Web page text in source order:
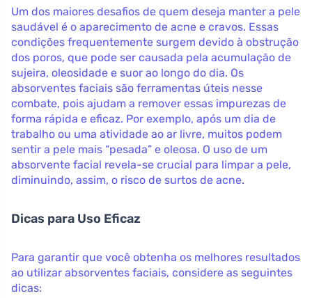
Um dos maiores desafios de quem deseja manter a pele
saudável é o aparecimento de acne e cravos. Essas
condições frequentemente surgem devido à obstrução
dos poros, que pode ser causada pela acumulação de
sujeira, oleosidade e suor ao longo do dia. Os
absorventes faciais são ferramentas úteis nesse
combate, pois ajudam a remover essas impurezas de
forma rápida e eficaz. Por exemplo, após um dia de
trabalho ou uma atividade ao ar livre, muitos podem
sentir a pele mais “pesada” e oleosa. O uso de um
absorvente facial revela-se crucial para limpar a pele,
diminuindo, assim, o risco de surtos de acne.
Dicas para Uso Eficaz
Para garantir que você obtenha os melhores resultados
ao utilizar absorventes faciais, considere as seguintes
dicas: